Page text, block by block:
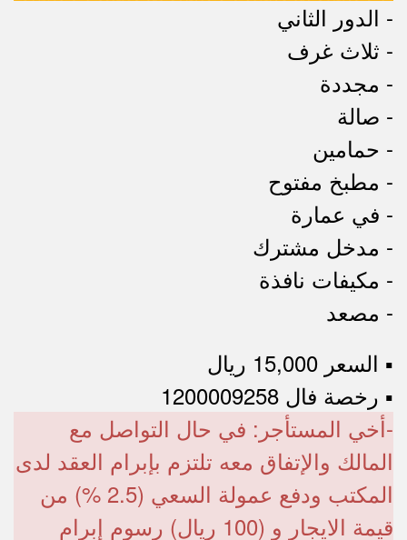
- الدور الثاني
- ثلاث غرف
- مجددة
- صالة
- حمامين
- مطبخ مفتوح
- في عمارة
- مدخل مشترك
- مكيفات نافذة
- مصعد
▪︎ السعر 15,000 ريال
▪︎ رخصة فال 1200009258
-أخي المستأجر: في حال التواصل مع
المالك والإتفاق معه تلتزم بإبرام العقد لدى
المكتب ودفع عمولة السعي (2.5 %) من
قيمة الايجار و (100 ريال) رسوم إبرام